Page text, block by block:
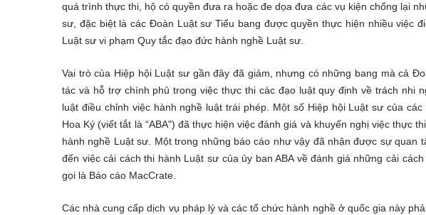
quá trình thực thi, hộ có quyền đưa ra hoặc đe dọa đưa các vụ kiện chống lại
sư, đặc biệt là các Đoàn Luật sư Tiểu bang được quyền thực hiện nhiều việc
Luật sư vi phạm Quy tắc đạo đức hành nghề Luật sư.
Vai trò của Hiệp hội Luật sư gần đây đã giảm, nhưng có những bang mà cả
tác và hỗ trợ chính phủ trong việc thực thi các đạo luật quy định về trách nhi
luật điều chỉnh việc hành nghề luật trái phép. Một số Hiệp hội Luật sư của
Hoa Ký (viết tắt là “ABA") đã thực hiện việc đánh giá và khuyến nghị việc thực
hành nghề Luật sư. Một trong những báo cáo như vậy đã nhận được sự quan
đến việc cải cách thi hành Luật sư của ủy ban ABA về đánh giá những cải
gọi là Báo cáo MacCrate.
Các nhà cung cấp dịch vụ pháp lý và các tổ chức hành nghề ở quốc gia này